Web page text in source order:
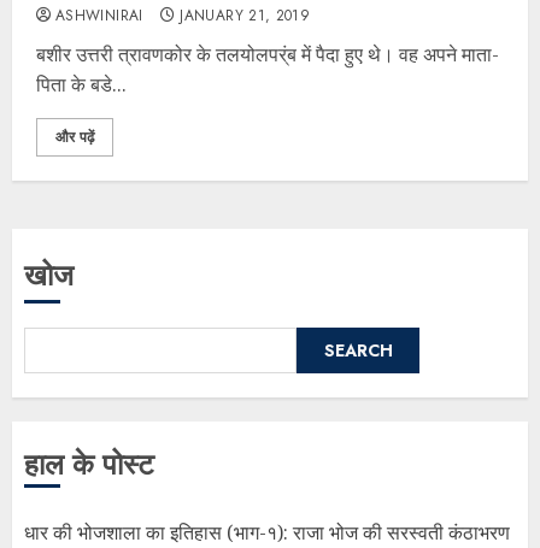
ASHWINIRAI JANUARY 21, 2019
बशीर उत्तरी त्रावणकोर के तलयोलपर्ंब में पैदा हुए थे। वह अपने माता-
पिता के बडे...
और पढ़ें
खोज
SEARCH
हाल के पोस्ट
धार की भोजशाला का इतिहास (भाग-१): राजा भोज की सरस्वती कंठाभरण